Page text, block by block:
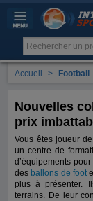
Accueil > Football
Nouvelles
prix
Vous êtes joueur
un centre de
d’équipements
des ballons de foot
plus à présenter.
terrains. De leur